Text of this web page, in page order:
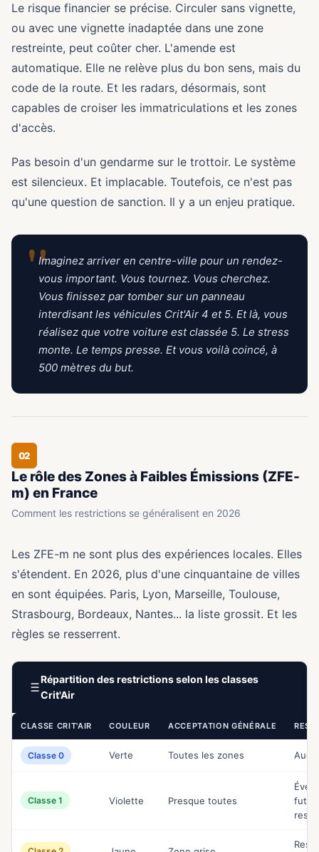
Le risque financier se précise. Circuler sans vignette,
ou avec une vignette inadaptée dans une zone
restreinte, peut coûter cher. L'amende est
automatique. Elle ne relève plus du bon sens, mais du
code de la route. Et les radars, désormais, sont
capables de croiser les immatriculations et les zones
d'accès.
Pas besoin d'un gendarme sur le trottoir. Le système
est silencieux. Et implacable. Toutefois, ce n'est pas
qu'une question de sanction. Il y a un enjeu pratique.
"Imaginez arriver en centre-ville pour un rendez-
vous important. Vous tournez. Vous cherchez.
Vous finissez par tomber sur un panneau
interdisant les véhicules Crit'Air 4 et 5. Et là, vous
réalisez que votre voiture est classée 5. Le stress
monte. Le temps presse. Et vous voilà coincé, à
500 mètres du but.
02
Le rôle des Zones à Faibles Émissions (ZFE-
m) en France
Comment les restrictions se généralisent en 2026
Les ZFE-m ne sont plus des expériences locales. Elles
s'étendent. En 2026, plus d'une cinquantaine de villes
en sont équipées. Paris, Lyon, Marseille, Toulouse,
Strasbourg, Bordeaux, Nantes... la liste grossit. Et les
règles se resserrent.
Répartition des restrictions selon les classes
Crit'Air
CLASSE CRIT'AIR COULEUR ACCEPTATION GÉNÉRALE
Classe 0 Verte Toutes les zones
Classe 1 Violette Presque toutes